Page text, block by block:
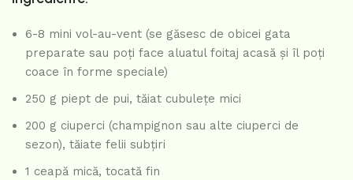
6-8 mini vol-au-vent (se găsesc de obicei gata
preparate sau poți face aluatul foitaj acasă și îl poți
coace în forme speciale)
250 g piept de pui, tăiat cubulețe mici
200 g ciuperci (champignon sau alte ciuperci de
sezon), tăiate felii subțiri
1 ceapă mică, tocată fin